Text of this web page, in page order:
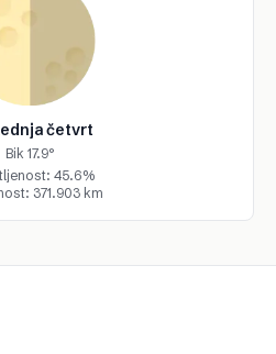
četvrt
Bik 17.9°
45.6%
371.903 km